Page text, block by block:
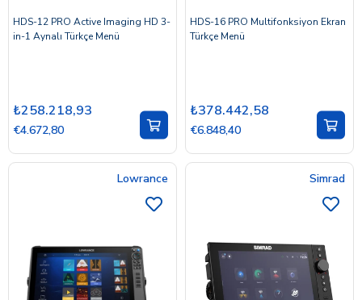
HDS-12 PRO Active Imaging HD 3-
in-1 Aynalı Türkçe Menü
₺258.218,93
€4.672,80
HDS-16 PRO Multifonksiyon Ekran
Türkçe Menü
₺378.442,58
€6.848,40
Lowrance Simrad